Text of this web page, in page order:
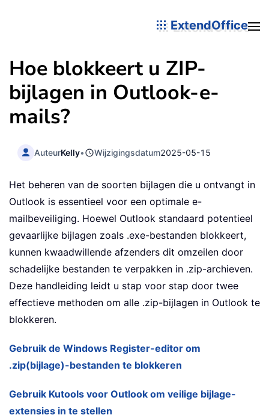
ExtendOffice
Hoe blokkeert u ZIP-
bijlagen in Outlook-e-
mails?
AuteurKelly• Wijzigingsdatum2025-05-15
Het beheren van de soorten bijlagen die u ontvangt in
Outlook is essentieel voor een optimale e-
mailbeveiliging. Hoewel Outlook standaard potentieel
gevaarlijke bijlagen zoals .exe-bestanden blokkeert,
kunnen kwaadwillende afzenders dit omzeilen door
schadelijke bestanden te verpakken in .zip-archieven.
Deze handleiding leidt u stap voor stap door twee
effectieve methoden om alle .zip-bijlagen in Outlook te
blokkeren.
Gebruik de Windows Register-editor om
.zip(bijlage)-bestanden te blokkeren
Gebruik Kutools voor Outlook om veilige bijlage-
extensies in te stellen